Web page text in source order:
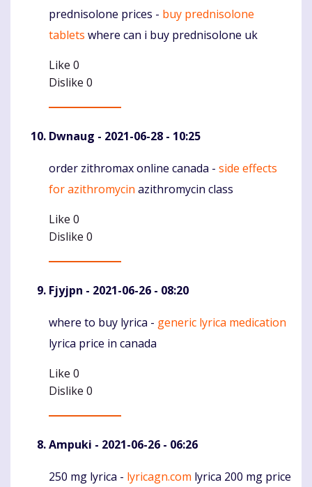
Komentaras
prednisolone prices - buy prednisolone
tablets where can i buy prednisolone uk
Like 0
Dislike 0
Dwnaug - 2021-06-28 - 10:25
Komentaras
order zithromax online canada - side effects
for azithromycin azithromycin class
Like 0
Dislike 0
Fjyjpn - 2021-06-26 - 08:20
Komentaras
where to buy lyrica - generic lyrica medication
lyrica price in canada
Like 0
Dislike 0
Ampuki - 2021-06-26 - 06:26
Komentaras
250 mg lyrica - lyricagn.com lyrica 200 mg price